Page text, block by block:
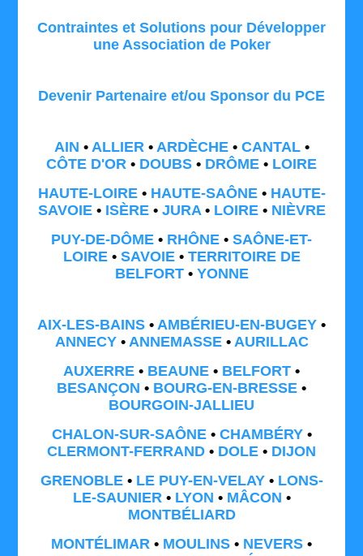
Contraintes et Solutions pour Développer
une Association de Poker
Devenir Partenaire et/ou Sponsor du PCE
AIN • ALLIER• ARDÈCHE• CANTAL•
CÔTE D'OR • DOUBS • DRÔME • LOIRE
HAUTE-LOIRE• HAUTE-SAÔNE• HAUTE-
SAVOIE• ISÈRE• JURA• LOIRE• NIÈVRE
PUY-DE-DÔME • RHÔNE • SAÔNE-ET-
LOIRE• SAVOIE• TERRITOIRE DE
BELFORT• YONNE
AIX-LES-BAINS • AMBÉRIEU-EN-BUGEY •
ANNECY• ANNEMASSE• AURILLAC
AUXERRE • BEAUNE • BELFORT •
BESANÇON • BOURG-EN-BRESSE •
BOURGOIN-JALLIEU
CHALON-SUR-SAÔNE• CHAMBÉRY•
CLERMONT-FERRAND • DOLE • DIJON
GRENOBLE• LE PUY-EN-VELAY• LONS-
LE-SAUNIER• LYON • MÂCON •
MONTBÉLIARD
MONTÉLIMAR • MOULINS • NEVERS •